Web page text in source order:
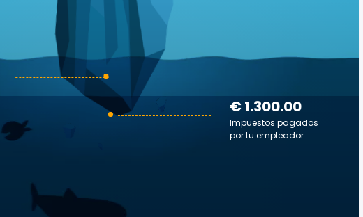
€ 1.300.00
Impuestos pagados
por tu empleador